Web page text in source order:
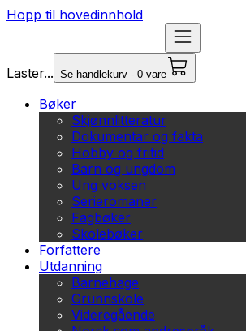
Hopp til hovedinnhold
Laster... Se handlekurv - 0 vare
Bøker
Skjønnlitteratur
Dokumentar og fakta
Hobby og fritid
Barn og ungdom
Ung voksen
Serieromaner
Fagbøker
Skolebøker
Forfattere
Utdanning
Barnehage
Grunnskole
Videregående